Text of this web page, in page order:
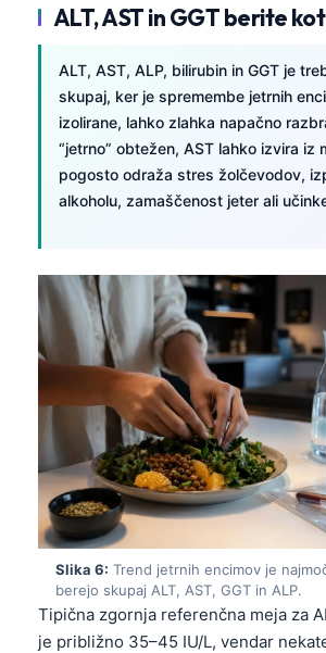
ALT, AST in GGT berite
ALT, AST, ALP, bilirubin in GGT je
skupaj, ker je spremembe jetrnih
izolirane, lahko zlahka napačno
“jetrno” obtežen, AST lahko izvira iz
pogosto odraža stres žolčevodov,
alkoholu, zamaščenost jeter ali
Slika 6: Trend jetrnih encimov je
berejo skupaj ALT, AST, GGT in ALP.
Tipična zgornja referenčna meja za
je približno 35–45 IU/L, vendar
Hrvatski
Slovenčina
كوردی‎
پښتو
سنڌي
සිංහල
অসমীয়া
Galego
Latviešu valoda
Македонски јазик
Occitan
العربية المغربية
Afrikaans
Монгол
Basa Jawa